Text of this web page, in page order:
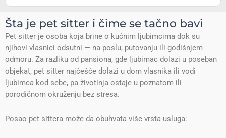
Šta je pet sitter i čime se tačno bavi
Pet sitter je osoba koja brine o kućnim ljubimcima dok su
njihovi vlasnici odsutni — na poslu, putovanju ili godišnjem
odmoru. Za razliku od pansiona, gde ljubimac dolazi u poseban
objekat, pet sitter najčešće dolazi u dom vlasnika ili vodi
ljubimca kod sebe, pa životinja ostaje u poznatom ili
porodičnom okruženju bez stresa.
Posao pet sittera može da obuhvata više vrsta usluga: